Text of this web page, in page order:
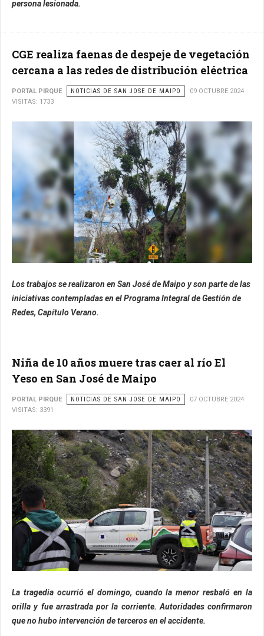
persona lesionada.
CGE realiza faenas de despeje de vegetación
cercana a las redes de distribución eléctrica
PORTAL PIRQUE NOTICIAS DE SAN JOSE DE MAIPO
09 OCTUBRE 2024
VISITAS: 1733
Los trabajos se realizaron en San José de Maipo y son parte de las
iniciativas contempladas en el Programa Integral de Gestión de
Redes, Capítulo Verano.
Niña de 10 años muere tras caer al río El
Yeso en San José de Maipo
PORTAL PIRQUE NOTICIAS DE SAN JOSE DE MAIPO
07 OCTUBRE 2024
VISITAS: 3391
La tragedia ocurrió el domingo, cuando la menor resbaló en la
orilla y fue arrastrada por la corriente. Autoridades confirmaron
que no hubo intervención de terceros en el accidente.